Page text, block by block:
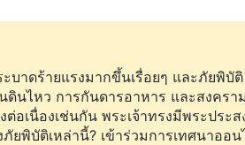
บาดร้ายแรงมากขึ้นเรื่อยๆ และภัยพิบัติ
ดินไหว การกันดารอาหาร และสงครา
ต่อเนื่องเช่นกัน พระเจ้าทรงมีพระประส
ภัยพิบัติเหล่านี้? เข้าร่วมการเทศนาออ